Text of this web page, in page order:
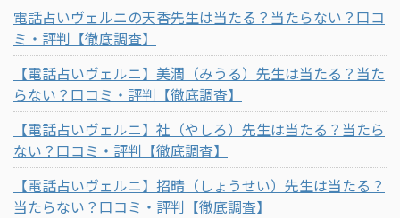
電話占いヴェルニの天香先生は当たる？当たらない？口コ
ミ・評判【徹底調査】
【電話占いヴェルニ】美潤（みうる）先生は当たる？当た
らない？口コミ・評判【徹底調査】
【電話占いヴェルニ】社（やしろ）先生は当たる？当たら
ない？口コミ・評判【徹底調査】
【電話占いヴェルニ】招晴（しょうせい）先生は当たる？
当たらない？口コミ・評判【徹底調査】